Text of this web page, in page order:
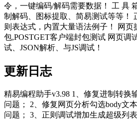
令，一键编码/解码需要数据！ 工 具
制解码、图标提取、简易测试等等！
则表达式，内置大量语法例子！ 网页
包,POSTGET客户端封包测试 网页调
试、JSON解析、与JS调试！
更新日志
精易编程助手v3.98 1、修复进制转换
问题； 2、修复网页分析勾选body文
问题； 3、正则调试增加生成超级列